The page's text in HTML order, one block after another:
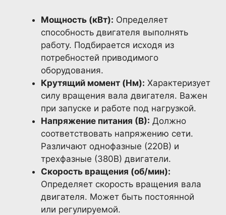
Мощность (кВт): Определяет
способность двигателя выполнять
работу. Подбирается исходя из
потребностей приводимого
оборудования.
Крутящий момент (Нм): Характеризует
силу вращения вала двигателя. Важен
при запуске и работе под нагрузкой.
Напряжение питания (В): Должно
соответствовать напряжению сети.
Различают однофазные (220В) и
трехфазные (380В) двигатели.
Скорость вращения (об/мин):
Определяет скорость вращения вала
двигателя. Может быть постоянной
или регулируемой.